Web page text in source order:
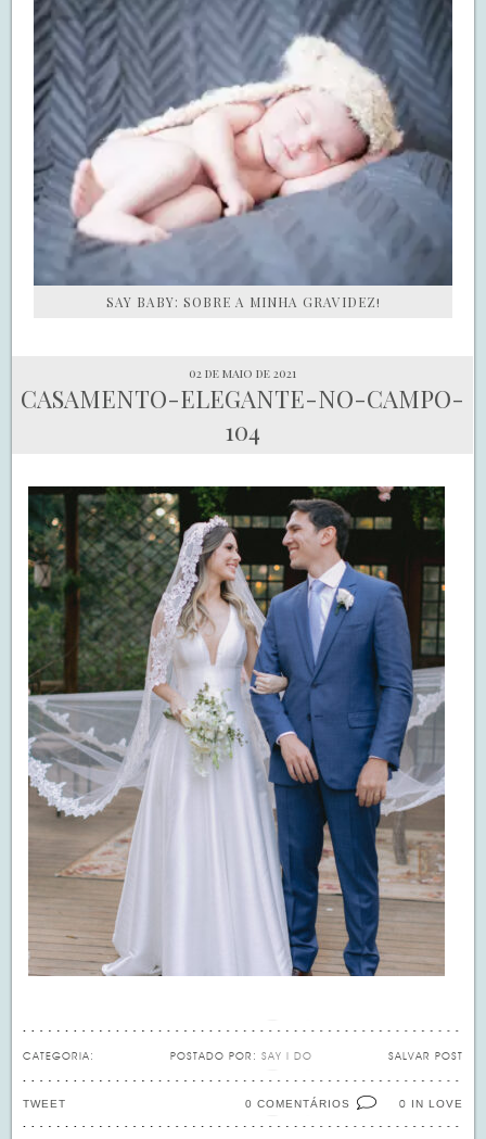
SAY BABY: SOBRE A MINHA GRAVIDEZ!
02 de maio de 2021
CASAMENTO-ELEGANTE-NO-CAMPO-
104
CATEGORIA: SALVAR POST
POSTADO POR: SAY I DO
0 IN LOVE
0 COMENTÁRIOS
TWEET